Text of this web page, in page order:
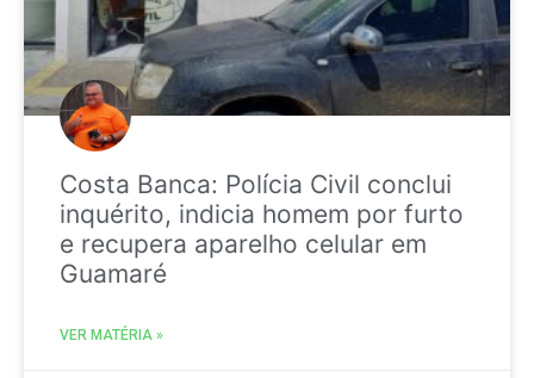
Costa Banca: Polícia Civil conclui
inquérito, indicia homem por furto
e recupera aparelho celular em
Guamaré
VER MATÉRIA »